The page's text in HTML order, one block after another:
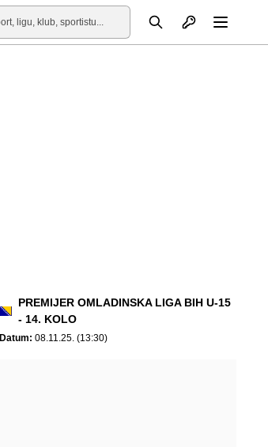
Otvori profil
PREMIJER OMLADINSKA LIGA BIH U-15
- 14. KOLO
Datum: 08.11.25. (13:30)